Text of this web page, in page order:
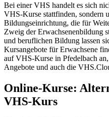
Bei einer VHS handelt es sich
VHS-Kurse stattfinden, sondern
Bildungseinrichtung, die für
Zweig der Erwachsenenbildung
und beruflichen Bildung lassen
Kursangebote für Erwachsene
auf VHS-Kurse in Pfedelbach
Angebote und auch die
Online-Kurse:
VHS-Kurs